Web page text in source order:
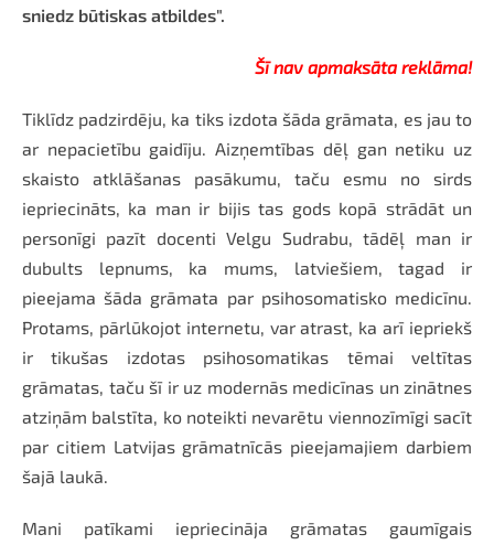
sniedz būtiskas atbildes".
Šī nav apmaksāta reklāma!
Tiklīdz padzirdēju, ka tiks izdota šāda grāmata, es jau to
ar nepacietību gaidīju. Aizņemtības dēļ gan netiku uz
skaisto atklāšanas pasākumu, taču esmu no sirds
iepriecināts, ka man ir bijis tas gods kopā strādāt un
personīgi pazīt docenti Velgu Sudrabu, tādēļ man ir
dubults lepnums, ka mums, latviešiem, tagad ir
pieejama šāda grāmata par psihosomatisko medicīnu.
Protams, pārlūkojot internetu, var atrast, ka arī iepriekš
ir tikušas izdotas psihosomatikas tēmai veltītas
grāmatas, taču šī ir uz modernās medicīnas un zinātnes
atziņām balstīta, ko noteikti nevarētu viennozīmīgi sacīt
par citiem Latvijas grāmatnīcās pieejamajiem darbiem
šajā laukā.
Mani patīkami iepriecināja grāmatas gaumīgais